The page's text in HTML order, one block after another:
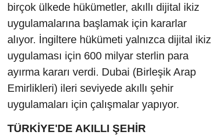
birçok ülkede hükümetler, akıllı dijital ikiz
uygulamalarına başlamak için kararlar
alıyor. İngiltere hükümeti yalnızca dijital ikiz
uygulaması için 600 milyar sterlin para
ayırma kararı verdi. Dubai (Birleşik Arap
Emirlikleri) ileri seviyede akıllı şehir
uygulamaları için çalışmalar yapıyor.
TÜRKİYE'DE AKILLI ŞEHİR